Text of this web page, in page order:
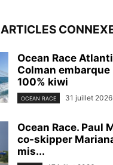
ARTICLES
Ocean Race
Colman
100% kiwi
OCEAN RACE 31 juillet 2026
Ocean Race. Paul
co-skipper
mis...